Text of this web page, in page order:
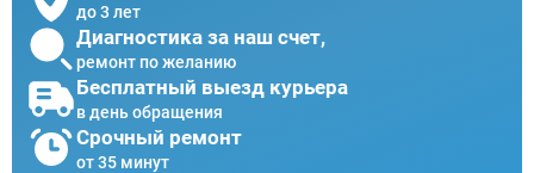
до 3 лет
Диагностика за наш счет,
ремонт по желанию
Бесплатный выезд курьера
в день обращения
Срочный ремонт
от 35 минут